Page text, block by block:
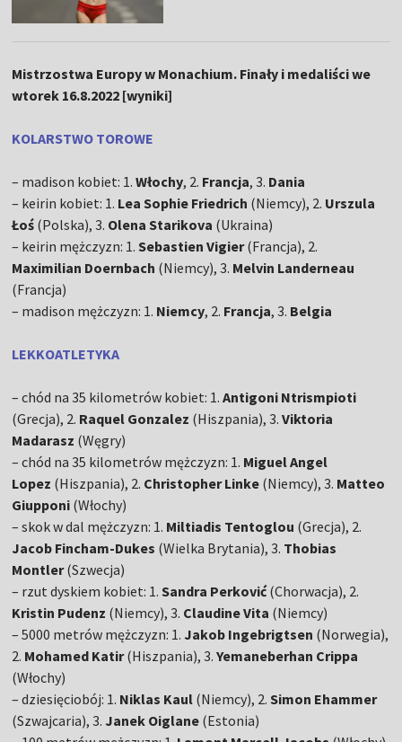
Mistrzostwa Europy w Monachium. Finały i medaliści we
wtorek 16.8.2022 [wyniki]
KOLARSTWO TOROWE
– madison kobiet: 1.Włochy, 2. Francja, 3. Dania
– keirin kobiet: 1. Lea Sophie Friedrich (Niemcy), 2. Urszula
Łoś (Polska), 3. Olena Starikova (Ukraina)
– keirin mężczyzn: 1. Sebastien Vigier(Francja), 2.
Maximilian Doernbach (Niemcy), 3. Melvin Landerneau
(Francja)
– madison mężczyzn: 1. Niemcy, 2. Francja, 3. Belgia
LEKKOATLETYKA
– chód na 35 kilometrów kobiet: 1.Antigoni Ntrismpioti
(Grecja), 2. Raquel Gonzalez (Hiszpania), 3.Viktoria
Madarasz (Węgry)
– chód na 35 kilometrów mężczyzn: 1. Miguel Angel
Lopez (Hiszpania), 2. Christopher Linke (Niemcy), 3. Matteo
Giupponi (Włochy)
– skok w dal mężczyzn: 1. Miltiadis Tentoglou (Grecja), 2.
Jacob Fincham-Dukes (Wielka Brytania), 3. Thobias
Montler(Szwecja)
– rzut dyskiem kobiet: 1.Sandra Perković(Chorwacja), 2.
Kristin Pudenz (Niemcy), 3. Claudine Vita (Niemcy)
– 5000 metrów mężczyzn: 1. Jakob Ingebrigtsen (Norwegia),
2. Mohamed Katir(Hiszpania), 3.Yemaneberhan Crippa
(Włochy)
– dziesięciobój: 1. Niklas Kaul (Niemcy), 2.Simon Ehammer
(Szwajcaria), 3. Janek Oiglane (Estonia)